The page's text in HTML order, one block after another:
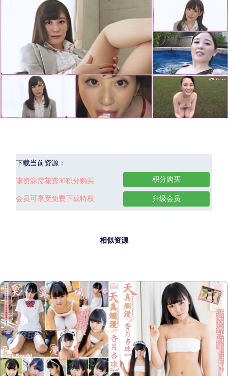
下载当前资源：
该资源需花费30积分购买
会员可享受免费下载特权
积分购买
升级会员
相似资源